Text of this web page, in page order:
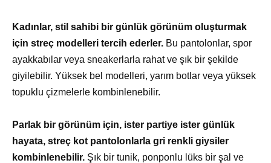
Kadınlar, stil sahibi bir günlük görünüm oluşturmak
için streç modelleri tercih ederler. Bu pantolonlar, spor
ayakkabılar veya sneakerlarla rahat ve şık bir şekilde
giyilebilir. Yüksek bel modelleri, yarım botlar veya yüksek
topuklu çizmelerle kombinlenebilir.
Parlak bir görünüm için, ister partiye ister günlük
hayata, streç kot pantolonlarla gri renkli giysiler
kombinlenebilir. Şık bir tunik, ponponlu lüks bir şal ve